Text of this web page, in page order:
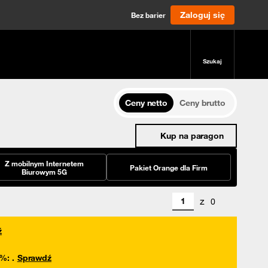
Bez barier Zaloguj się
Szukaj
Ceny netto
Ceny brutto
Kup na paragon
Z mobilnym Internetem
Biurowym 5G
Pakiet Orange dla Firm
z 0
: . Sprawdź